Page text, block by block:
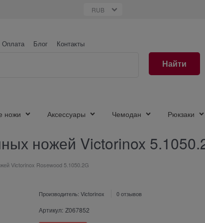
Оплата Блог Контакты
Найти
ножи Аксессуары Чемодан Рюкзаки
ножей Victorinox
Victorinox Rosewood 5.1050.2G
Производитель: Victorinox 0 отзывов
Артикул: Z067852